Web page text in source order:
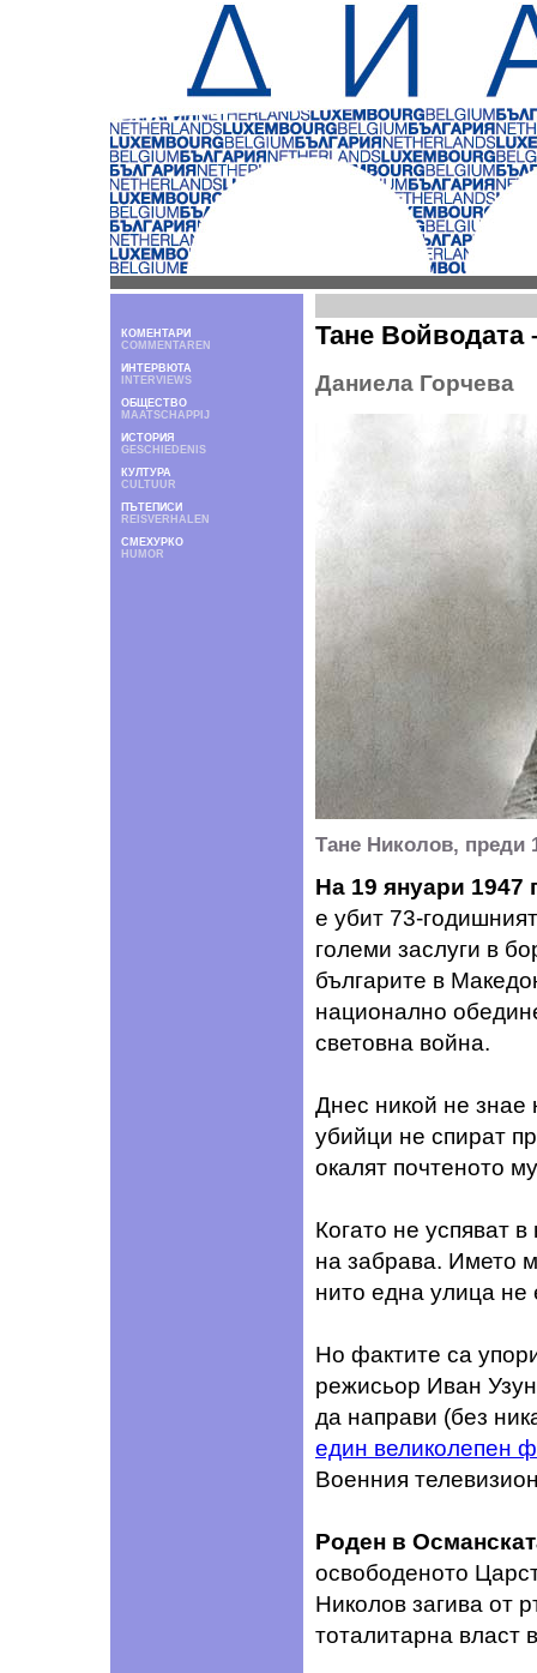
КОМЕНТАРИ
COMMENTAREN
ИНТЕРВЮТА
INTERVIEWS
ОБЩЕСТВО
MAATSCHAPPIJ
ИСТОРИЯ
GESCHIEDENIS
КУЛТУРА
CULTUUR
ПЪТЕПИСИ
REISVERHALEN
СМЕХУРКО
HUMOR
Тане Войводата
Даниела Горчева
Тане Николов, преди
На 19 януари 1947
е убит 73-
големи заслуги в
българите в
национално
световна война.
Днес никой не знае
убийци не спират
окалят почтеното
Когато не успяват
на забрава. Името
нито една улица не
Но фактите са
режисьор Иван
да направи (без
един великолепен
Военния
Роден в
освободеното
Николов загива от
тоталитарна власт